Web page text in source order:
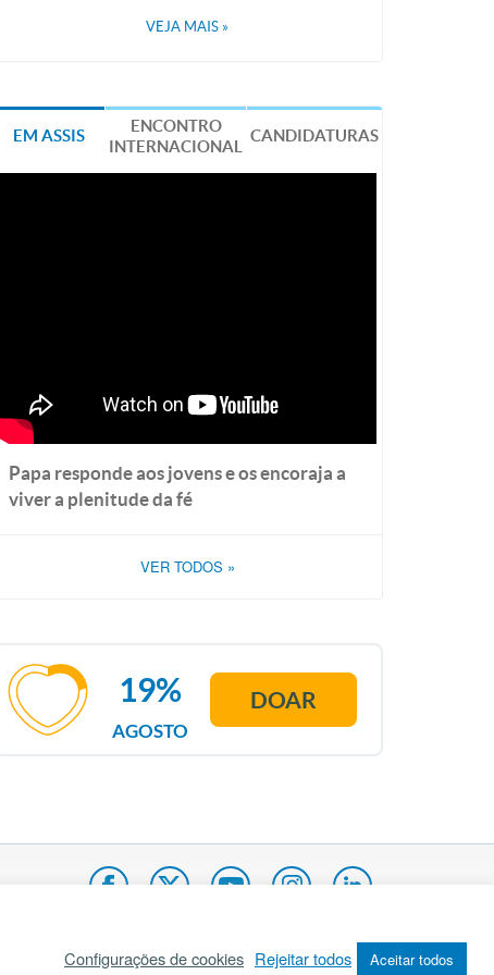
VEJA MAIS »
EM ASSIS
ENCONTRO
INTERNACIONAL
CANDIDATURAS
Papa responde aos jovens e os encoraja a
viver a plenitude da fé
VER TODOS »
AGOSTO
19% DOAR
Mapa do site Internacional
Configurações de cookies Rejeitar todos Aceitar todos